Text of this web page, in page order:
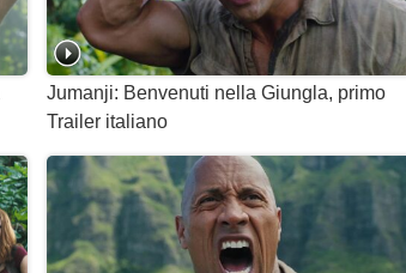
Jumanji: Benvenuti nella Giungla, primo
Trailer italiano